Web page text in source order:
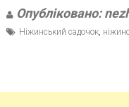
Опубліковано:
Ніжинський садочок,